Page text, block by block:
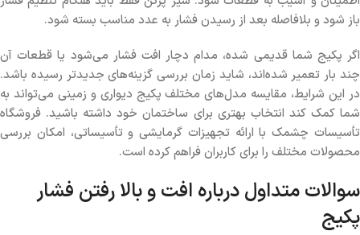
باز شود و بلافاصله بعد از رسیدن فشار به عدد مناسب بسته شود.
اگر پکیج شما قدیمی شده، مدام دچار افت فشار می‌شود یا قطعات آن
چند بار تعمیر شده‌اند، شاید زمان بررسی گزینه‌های جدیدتر رسیده باشد.
در این شرایط، مقایسه مدل‌های مختلف پکیج دیواری و زمینی می‌تواند به
شما کمک کند انتخاب بهتری برای ساختمان خود داشته باشید. فروشگاه
تأسیسات چشمک با ارائه تجهیزات گرمایشی و تأسیساتی، امکان بررسی
محصولات مختلف را برای کاربران فراهم کرده است.
سوالات متداول درباره افت و بالا رفتن فشار
پکیج